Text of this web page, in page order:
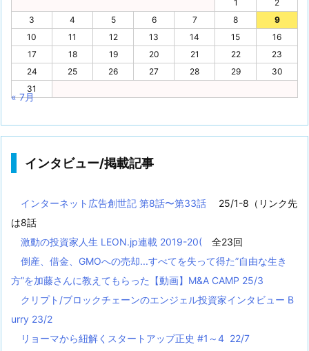
1
2
3
4 5 6 7 8
9
10
11 12 13 14 15
16
17
18 19 20 21 22
23
24
25 26 27 28 29
30
31
« 7月
インタビュー/掲載記事
インターネット広告創世記 第8話〜第33話
25/1-8（リンク先
は8話
激動の投資家人生 LEON.jp連載 2019-20(
全23回
倒産、借金、GMOへの売却...すべてを失って得た”自由な生き
方”を加藤さんに教えてもらった【動画】M&A CAMP 25/3
クリプト/ブロックチェーンのエンジェル投資家インタビュー B
urry 23/2
リョーマから紐解くスタートアップ正史 #1～4 22/7